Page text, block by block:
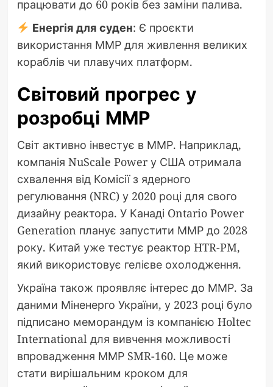
працювати до 60 років без заміни палива.
Енергія для суден: Є проєкти
використання ММР для живлення великих
кораблів чи плавучих платформ.
Світовий прогрес у
розробці ММР
Світ активно інвестує в ММР. Наприклад,
компанія NuScale Power у США отримала
схвалення від Комісії з ядерного
регулювання (NRC) у 2020 році для свого
дизайну реактора. У Канаді Ontario Power
Generation планує запустити ММР до 2028
року. Китай уже тестує реактор HTR-PM,
який використовує гелієве охолодження.
Україна також проявляє інтерес до ММР. За
даними Міненерго України, у 2023 році було
підписано меморандум із компанією Holtec
International для вивчення можливості
впровадження ММР SMR-160. Це може
стати вирішальним кроком для